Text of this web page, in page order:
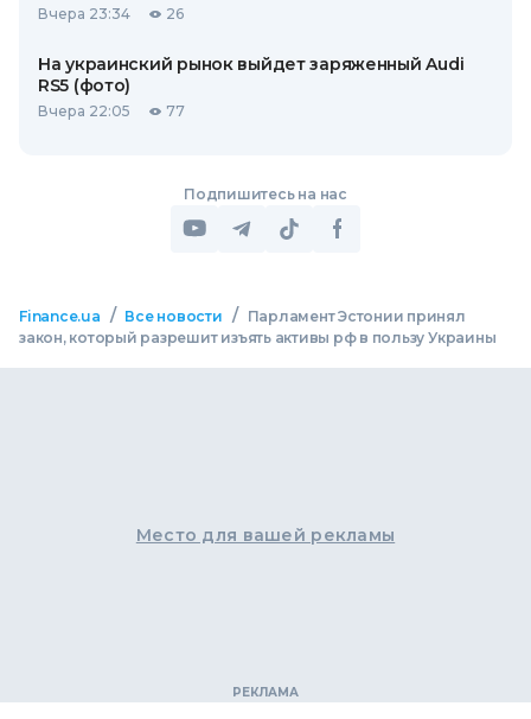
Вчера 23:34 26
На украинский рынок выйдет заряженный Audi
RS5 (фото)
Вчера 22:05 77
Подпишитесь на нас
Finance.ua / Все новости /
Парламент Эстонии принял
закон, который разрешит изъять активы рф в пользу Украины
Место для вашей рекламы